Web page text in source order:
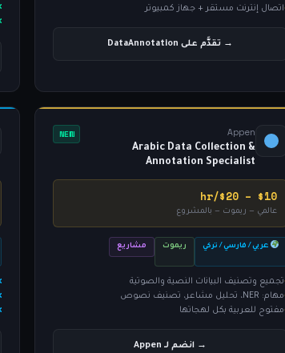
اتصال إنترنت مستقر + جهاز كمبيوتر
→ تقدَّم على DataAnnotation
Appen
Arabic Data Collection &
Annotation Specialist
NEW
$10 – $20/hr
عالمي — ريموت — بالمشروع
عربي / فارسي / تركي ريموت مشاريع
تجميع وتصنيف البيانات النصية والصوتية
مهام: NER، تحليل مشاعر، تصنيف نصوص
مفتوح للعربية بكل لهجاتها
→ انضم لـ Appen